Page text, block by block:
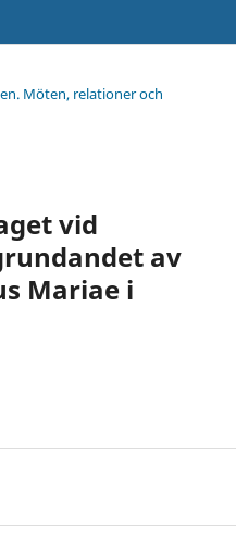
Möten, relationer och
vid
av
Mariae i